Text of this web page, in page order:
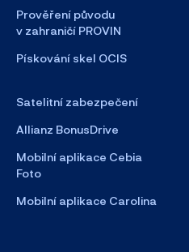
Prověření původu
v zahraničí PROVIN
Pískování skel OCIS
Satelitní zabezpečení
Allianz BonusDrive
Mobilní aplikace Cebia
Foto
Mobilní aplikace Carolina